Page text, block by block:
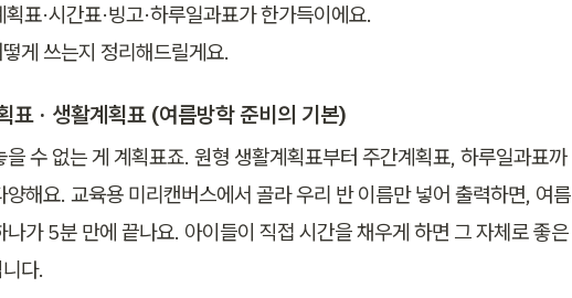
표·시간표·빙고·하루일과표가 한가득이에요.
게 쓰는지 정리해드릴게요.
· 생활계획표 (여름방학 준비의 기본)
을 수 없는 게 계획표죠. 원형 생활계획표부터 주간계획표, 하루일과표까
양해요. 교육용 미리캔버스에서 골라 우리 반 이름만 넣어 출력하면, 여름
나가 5분 만에 끝나요. 아이들이 직접 시간을 채우게 하면 그 자체로 좋은
다.